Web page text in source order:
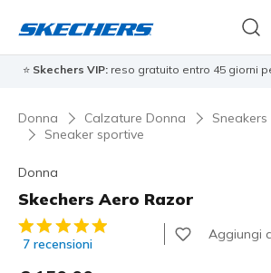
⭐ Skechers VIP: reso gratuito entro 45 giorni
Donna Calzature Donna
Sneakers
Sneaker sportive
Donna
Skechers Aero Razor
Valutazione cliente 4,5 su 5
7 recensioni
Aggiungi